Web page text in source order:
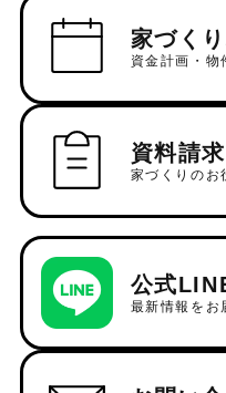
家づく
資金計画・物
資料請求
家づくりのお
公式
最新情報をお